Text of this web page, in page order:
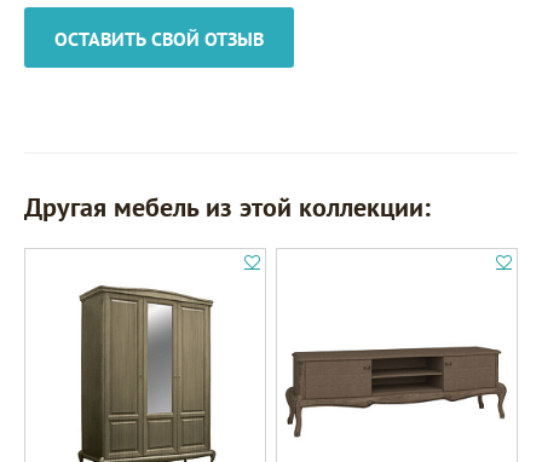
ОСТАВИТЬ СВОЙ ОТЗЫВ
Другая мебель из этой коллекции: